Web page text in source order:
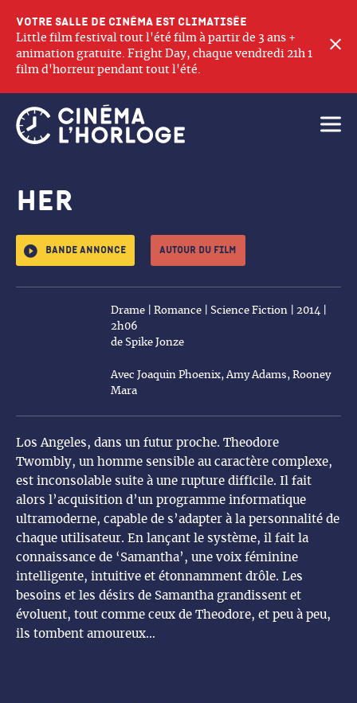
Votre salle de cinéma est climatisée
Little film festival tout l'été film à partir de 3 ans +
animation gratuite. Fright Day, chaque vendredi 21h 1
film d'horreur pendant tout l'été.
Her
Bande annonce Autour du film
Los Angeles, dans un futur proche. Theodore
Twombly, un homme sensible au caractère complexe,
est inconsolable suite à une rupture difficile. Il fait
alors l’acquisition d’un programme informatique
ultramoderne, capable de s’adapter à la personnalité de
chaque utilisateur. En lançant le système, il fait la
connaissance de ‘Samantha’, une voix féminine
intelligente, intuitive et étonnamment drôle. Les
besoins et les désirs de Samantha grandissent et
évoluent, tout comme ceux de Theodore, et peu à peu,
ils tombent amoureux…
Drame | Romance | Science Fiction | 2014 |
2h06
de Spike Jonze
Avec Joaquin Phoenix, Amy Adams, Rooney
Mara